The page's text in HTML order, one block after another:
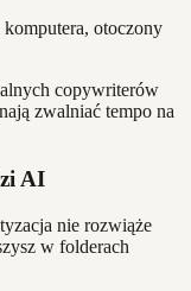
copywriterów
zwalniać tempo na
AI
nie rozwiąże
w folderach